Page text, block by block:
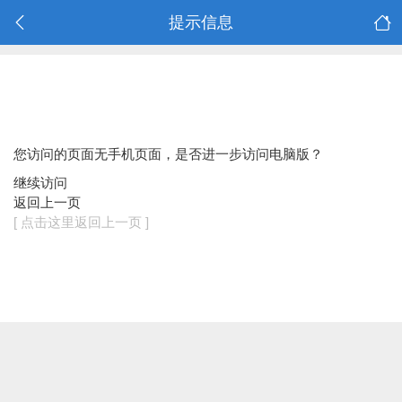
提示信息
您访问的页面无手机页面，是否进一步访问电脑版？
继续访问
返回上一页
[ 点击这里返回上一页 ]